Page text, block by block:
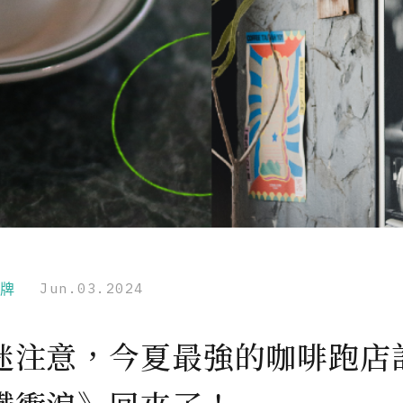
Jun.03.2024
注意，今夏最強的咖啡跑店